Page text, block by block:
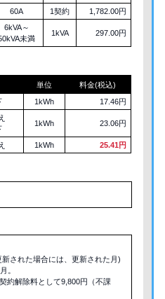
60A
1契約 1,782.00円
6kVA～
未満
1kVA 297.00円
単位
料金(税込)
1kWh 17.46円
1kWh 23.06円
1kWh 25.41円
された場合には、更新された月)
。
約解除料として9,800円（不課